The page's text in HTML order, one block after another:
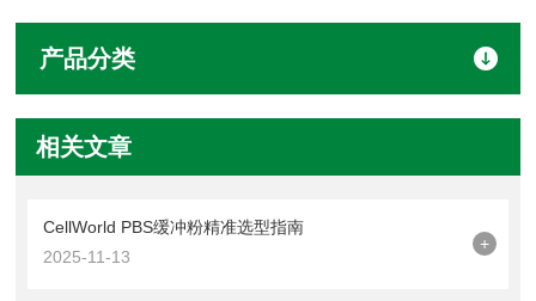
产品分类
相关文章
CellWorld PBS缓冲粉精准选型指南
2025-11-13
+